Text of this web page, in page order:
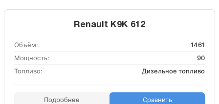
Renault K9K 612
Объём:
1461
Мощность:
90
Топливо:
Дизельное топливо
Подробнее Сравнить